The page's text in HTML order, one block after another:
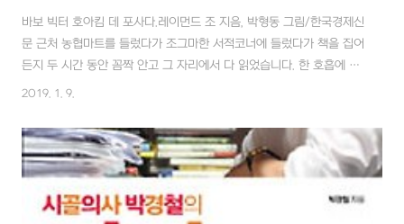
바보 빅터 호아킴 데 포사다.레이먼드 조 지음, 박형동 그림/한국경제신
문 근처 농협마트를 들렀다가 조그마한 서적코너에 들렀다가 책을 집어
든지 두 시간 동안 꼼짝 안고 그 자리에서 다 읽었습니다. 한 호흡에 내
려 읽은 기분입니다. 책은 두껍지 않고 청소년 교양문고같이 활자도 제
빅터의 이야기입니다. 많은 독자가 쪽지의 광고엔 멘사 회장을 역임한
천재라는데 바보가 어떻게 상위 2%에 드는 멘사클럽의 회장이 되었을
까 호기심에 책을 집어드는 것 같습니다. 결론부터 말하자면 어눌하고
버벅거리는 말투로 바보처럼 보였던 빅터는 실제로 IQ173의 천재였습
니다. 그렇지만, 주변 사람들이 보는 빅터의 모습은 어김없이 바보였습
2019. 1. 9.